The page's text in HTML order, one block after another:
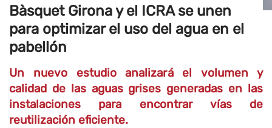
Bàsquet Girona y el ICRA se unen
para optimizar el uso del agua en el
pabellón
Un nuevo estudio analizará el volumen y
calidad de las aguas grises generadas en las
instalaciones para encontrar vías de
reutilización eficiente.